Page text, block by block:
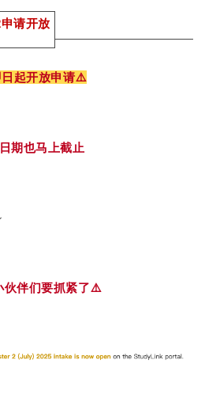
请开放
起开放申请⚠️
期也马上截止
伙伴们要抓紧了⚠️